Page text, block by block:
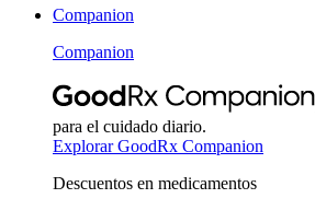
Companion
Companion
para el cuidado diario.
Explorar GoodRx Companion
Descuentos en medicamentos